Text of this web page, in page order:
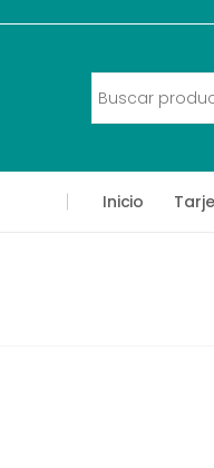
Inicio